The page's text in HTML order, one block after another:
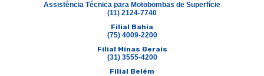
Assistência Técnica para Motobombas de Superfície
(11) 2124-7740
Filial Bahia
(75) 4009-2200
Filial Minas Gerais
(31) 3555-4200
Filial Belém